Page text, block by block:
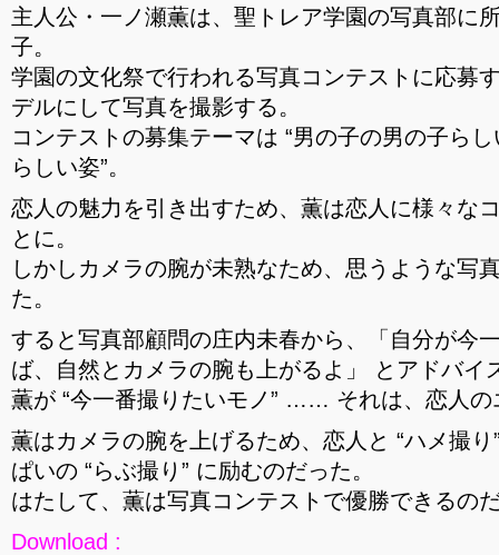
主人公・一ノ瀬薫は、聖トレア学園の写真部に
子。
学園の文化祭で行われる写真コンテストに応募
デルにして写真を撮影する。
コンテストの募集テーマは “男の子の男の子ら
らしい姿”。
恋人の魅力を引き出すため、薫は恋人に様々な
とに。
しかしカメラの腕が未熟なため、思うような写
た。
すると写真部顧問の庄内未春から、「自分が今
ば、自然とカメラの腕も上がるよ」 とアドバイ
薫が “今一番撮りたいモノ” …… それは、恋人の
薫はカメラの腕を上げるため、恋人と “ハメ撮
ぱいの “らぶ撮り” に励むのだった。
はたして、薫は写真コンテストで優勝できる
Download :